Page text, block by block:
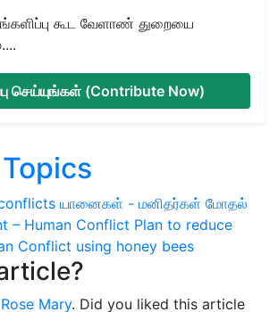
கூட வேளாண் துறையை
செய்யுங்கள் (Contribute Now)
யானைகள் - மனிதர்கள் மோதல்
– Human Conflict Plan to reduce
Conflict using honey bees
Mary. Did you liked this article